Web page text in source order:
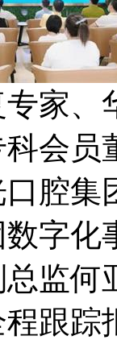
家
会员
腔集
字化
监
跟踪